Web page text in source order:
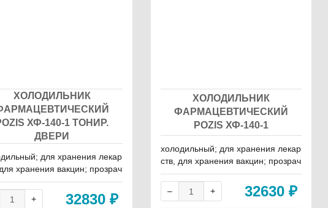
ХОЛОДИЛЬНИК
ХФ-140-1 ТОНИР.
ДВЕРИ
для хранения лекар
хранения вакцин; прозрач
от 2 до 15 °C; 140 л; ди
32830 ₽
ХОЛОДИЛЬНИК
ФАРМАЦЕВТИЧЕСКИЙ
POZIS ХФ-140-1
холодильный; для хранения лекар
ств, для хранения вакцин; прозрач
ная дверь; от 2 до 15 °C; 140 л; ди
32630₽